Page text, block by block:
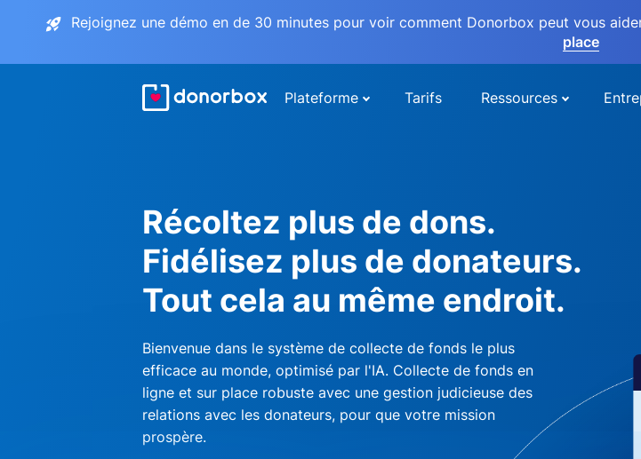
Rejoignez une démo en de 30 minutes pour voir comment Donorbox peut vous
place
Plateforme Tarifs Ressources
Récoltez plus de dons.
Fidélisez plus de donateurs.
Tout cela au même endroit.
Bienvenue dans le système de collecte de fonds le plus
efficace au monde, optimisé par l'IA. Collecte de fonds en
ligne et sur place robuste avec une gestion judicieuse des
relations avec les donateurs, pour que votre mission
prospère.